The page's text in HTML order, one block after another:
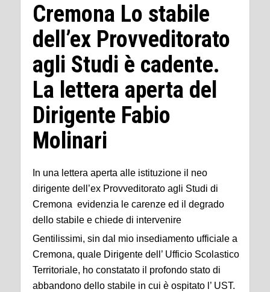
Cremona Lo stabile
dell’ex Provveditorato
agli Studi è cadente.
La lettera aperta del
Dirigente Fabio
Molinari
In una lettera aperta alle istituzione il neo
dirigente dell’ex Provveditorato agli Studi di
Cremona evidenzia le carenze ed il degrado
dello stabile e chiede di intervenire
Gentilissimi, sin dal mio insediamento ufficiale a
Cremona, quale Dirigente dell’ Ufficio Scolastico
Territoriale, ho constatato il profondo stato di
abbandono dello stabile in cui è ospitato l’ UST.